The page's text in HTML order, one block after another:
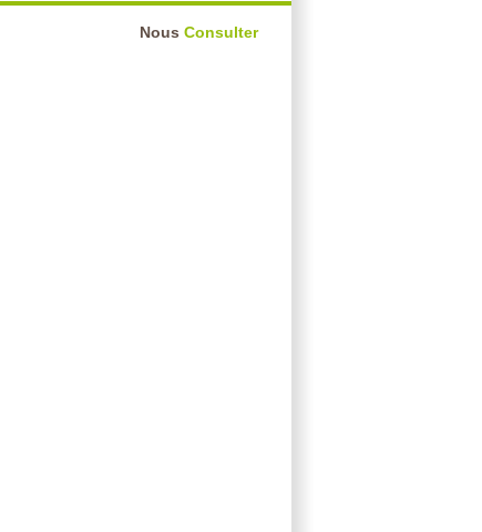
Nous Consulter